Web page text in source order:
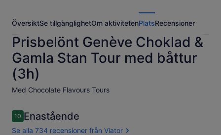
ÖversiktSe tillgänglighetOm aktivitetenPlatsRecensioner
Prisbelönt Genève Choklad &
Gamla Stan Tour med båttur
(3h)
Med Chocolate Flavours Tours
Recensioner
1010 av 10,
Enastående
Se alla 734 recensioner från Viator